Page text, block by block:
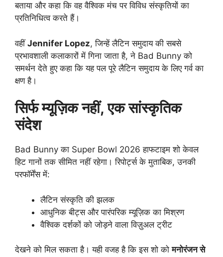
बताया और कहा कि वह वैश्विक मंच पर विविध संस्कृतियों का
प्रतिनिधित्व करते हैं।
वहींJennifer Lopez, जिन्हें लैटिन समुदाय की सबसे
प्रभावशाली कलाकारों में गिना जाता है, ने Bad Bunny को
समर्थन देते हुए कहा कि यह पल पूरे लैटिन समुदाय के लिए गर्व का
क्षण है।
सिर्फ म्यूज़िक नहीं, एक सांस्कृतिक
संदेश
Bad Bunny का Super Bowl 2026 हाफटाइम शो केवल
हिट गानों तक सीमित नहीं रहेगा। रिपोर्ट्स के मुताबिक, उनकी
परफॉर्मेंस में:
लैटिन संस्कृति की झलक
आधुनिक बीट्स और पारंपरिक म्यूज़िक का मिश्रण
वैश्विक दर्शकों को जोड़ने वाला विज़ुअल ट्रीट
देखने को मिल सकता है। यही वजह है कि इस शो कोमनोरंजन से